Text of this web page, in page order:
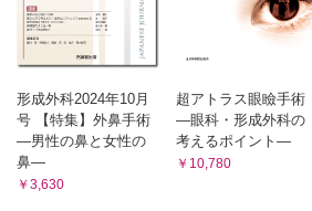
形成外科2024年10月
号 【特集】外鼻手術
―男性の鼻と女性の
鼻―
￥3,630
超アトラス眼瞼手術
―眼科・形成外科の
考えるポイント―
￥10,780